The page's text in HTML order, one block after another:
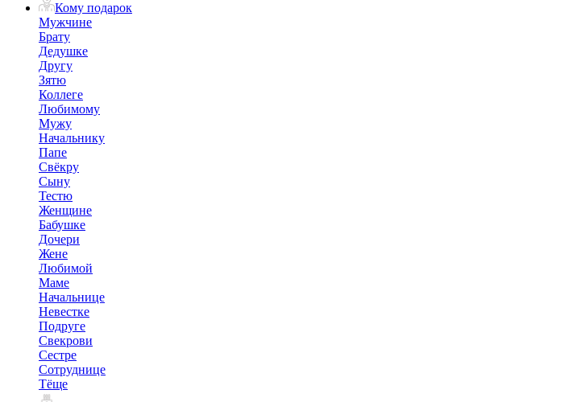
Кому подарок
Мужчине
Брату
Дедушке
Другу
Зятю
Коллеге
Любимому
Мужу
Начальнику
Папе
Свёкру
Сыну
Тестю
Женщине
Бабушке
Дочери
Жене
Любимой
Маме
Начальнице
Невестке
Подруге
Свекрови
Сестре
Сотруднице
Тёще